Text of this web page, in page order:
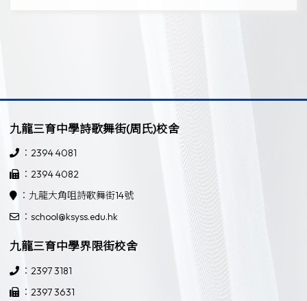
九龍三育中學詩歌舞街(周氏)校舍
：2394 4081
：2394 4082
：九龍大角咀詩歌舞街14號
：school@ksyss.edu.hk
九龍三育中學界限街校舍
：2397 3181
：2397 3631